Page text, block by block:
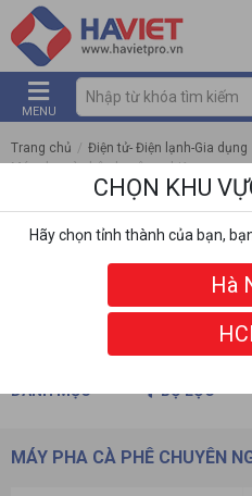
MENU
Trang chủ / Điện tử- Điện lạnh-Gia dụng
Máy pha cà phê chuyên nghiệp
DANH MỤC BỘ LỌC
MÁY PHA CÀ PHÊ CHUYÊN
CHỌN KHU
Hãy chọn tỉnh thành của bạn,
Hà